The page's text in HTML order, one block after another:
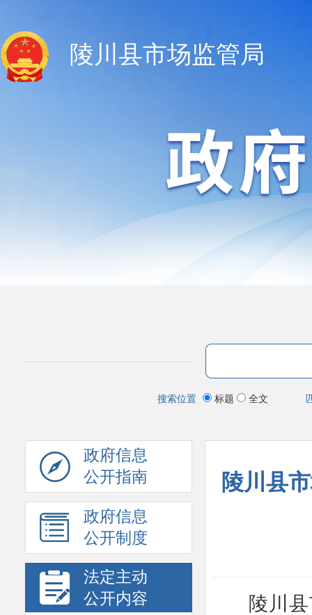
陵川县市场监管局
搜索位置 标题 全文
政府信息
公开指南
政府信息
公开制度
法定主动
公开内容
陵川县
陵川